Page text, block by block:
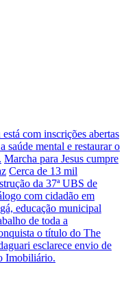
com inscrições abertas
saúde mental e restaurar o
Marcha para Jesus cumpre
Cerca de 13 mil
da 37ª UBS de
com cidadão em
educação municipal
de toda a
o título do The
esclarece envio de
Imobiliário.